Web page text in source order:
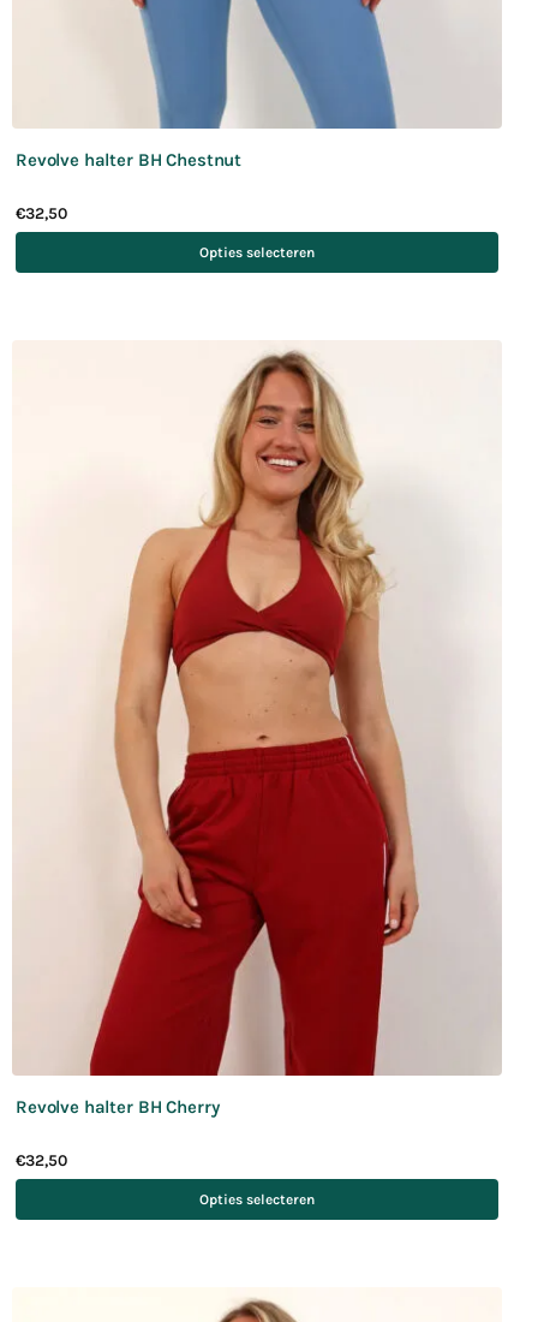
Revolve halter BH Chestnut
€32,50
Opties selecteren
Revolve halter BH Cherry
€32,50
Opties selecteren